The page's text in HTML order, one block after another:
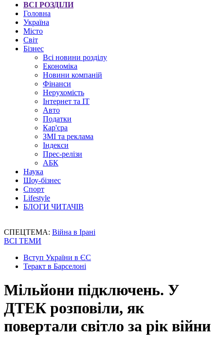
ВСІ РОЗДІЛИ
Головна
Україна
Місто
Світ
Бізнес
Всі новини розділу
Економіка
Новини компаній
Фінанси
Нерухомість
Інтернет та IT
Авто
Податки
Кар'єра
ЗМІ та реклама
Індекси
Прес-релізи
АБК
Наука
Шоу-бізнес
Спорт
Lifestyle
БЛОГИ ЧИТАЧІВ
СПЕЦТЕМА: Війна в Ірані
ВСІ ТЕМИ
Вступ України в ЄС
Теракт в Барселоні
Мільйони підключень. У
ДТЕК розповіли, як
повертали світло за рік війни